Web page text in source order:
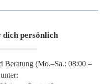
persönlich
Beratung (Mo.–Sa.: 08:00 –